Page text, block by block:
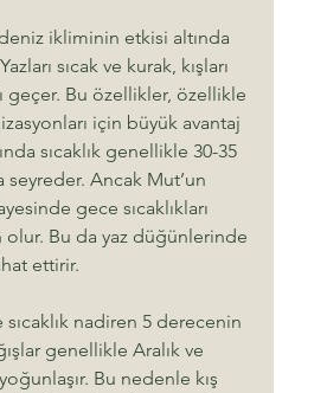
ikliminin etkisi altında
sıcak ve kurak, kışları
geçer. Bu özellikler, özellikle
için büyük avantaj
sıcaklık genellikle 30-35
seyreder. Ancak Mut’un
gece sıcaklıkları
olur. Bu da yaz düğünlerinde
ettirir.
sıcaklık nadiren 5 derecenin
genellikle Aralık ve
Bu nedenle kış